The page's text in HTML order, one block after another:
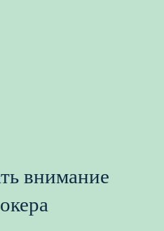
внимание